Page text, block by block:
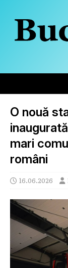
O nouă
mari
români
16.06.2026